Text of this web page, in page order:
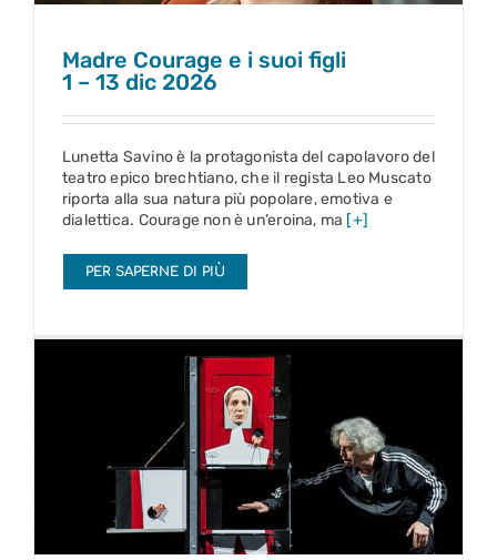
Madre Courage e i suoi figli
1 – 13 dic 2026
Lunetta Savino è la protagonista del capolavoro del
teatro epico brechtiano, che il regista Leo Muscato
riporta alla sua natura più popolare, emotiva e
dialettica. Courage non è un’eroina, ma [+]
PER SAPERNE DI PIÙ
Abracadabra
8 – 13 dic 2026